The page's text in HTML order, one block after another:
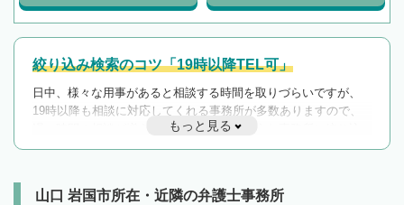
絞り込み検索のコツ「19時以降TEL可」
日中、様々な用事があると相談する時間を取りづらいですが、
19時以降も相談に対応してくれる事務所が多数ありますので、
遅い時間の相談が増えそうな場合はそのような事務所に絞り込
んで検索してみましょう。
を加えて再検索
もっと見る
山口 岩国市所在・近隣の弁護士事務所